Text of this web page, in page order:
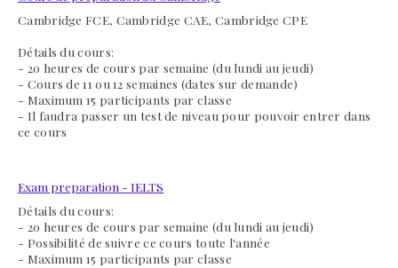
Cambridge FCE, Cambridge CAE, Cambridge CPE
Détails du cours:
- 20 heures de cours par semaine (du lundi au jeudi)
- Cours de 11 ou 12 semaines (dates sur demande)
- Maximum 15 participants par classe
- Il faudra passer un test de niveau pour pouvoir entrer dans
ce cours
Exam preparation - IELTS
Détails du cours:
- 20 heures de cours par semaine (du lundi au jeudi)
- Possibilité de suivre ce cours toute l'année
- Maximum 15 participants par classe